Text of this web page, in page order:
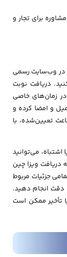
برای تجار و
در وب‌سایت رسمی
دریافت نوبت
زمان‌های خاصی
و امضا کرده و
تعیین‌شده، با
اشتباه، می‌توانید
دریافت ویزا چین
جزئیات مربوط
دقت انجام دهید.
تأخیر ممکن است